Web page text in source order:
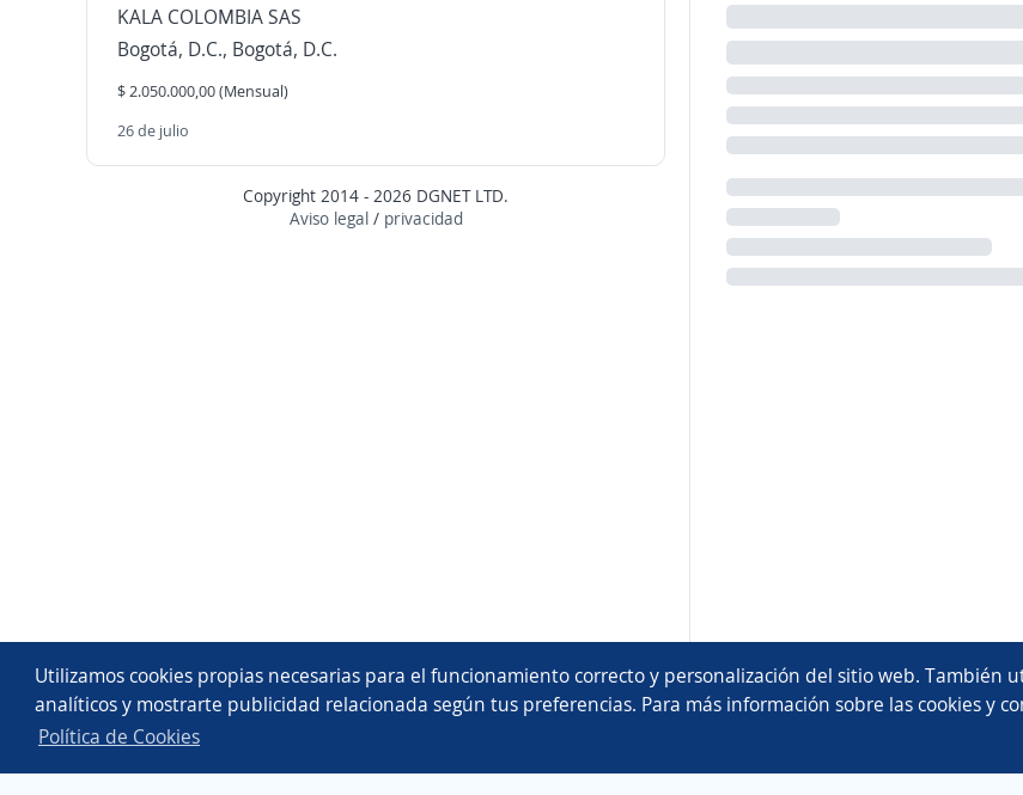
Utilizamos cookies propias necesarias para el funcionamiento correcto y personalización del sitio web. También
analíticos y mostrarte publicidad relacionada según tus preferencias. Para más información sobre las cookies y
Política de Cookies
KALA COLOMBIA SAS
Bogotá, D.C., Bogotá, D.C.
$ 2.050.000,00 (Mensual)
26 de julio
Copyright 2014 - 2026 DGNET LTD.
Aviso legal/ privacidad